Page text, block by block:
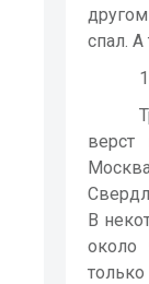
спал. А
верст
В
около